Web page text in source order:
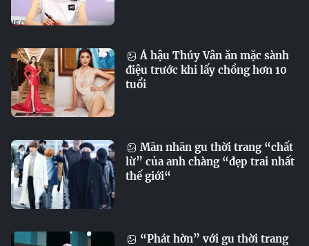
Á hậu Thúy Vân ăn mặc sành
điệu trước khi lấy chồng hơn 10
tuổi
Mãn nhãn gu thời trang “chất
lừ” của anh chàng “đẹp trai nhất
thế giới“
“Phát hờn” với gu thời trang